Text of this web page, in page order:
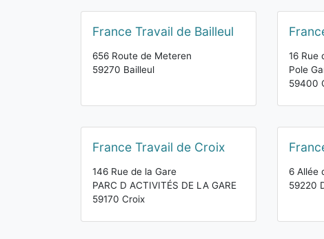
France Travail de Bailleul
656 Route de Meteren
59270 Bailleul
16 Rue
Pole
59400
France Travail de Croix
146 Rue de la Gare
PARC D ACTIVITÉS DE LA GARE
59170 Croix
6 Allée
59220